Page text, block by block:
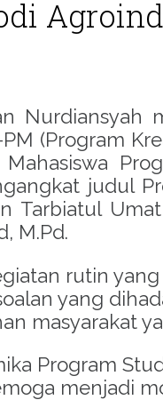
Nurdiansyah
(Program
judul
Tarbiatul
M.Pd.
rutin
yang
masyarakat
Program
menjadi